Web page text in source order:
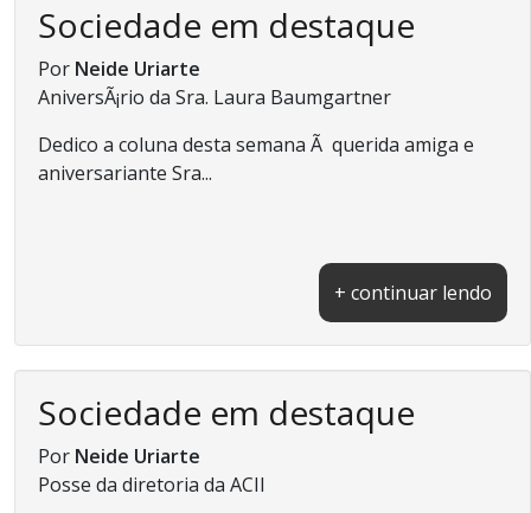
Sociedade em destaque
Por Neide Uriarte
AniversÃ¡rio da Sra. Laura Baumgartner
Dedico a coluna desta semana Ã querida amiga e
aniversariante Sra...
+ continuar lendo
Sociedade em destaque
Por Neide Uriarte
Posse da diretoria da ACII